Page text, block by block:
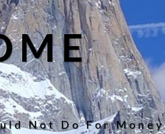
Not Do For Money